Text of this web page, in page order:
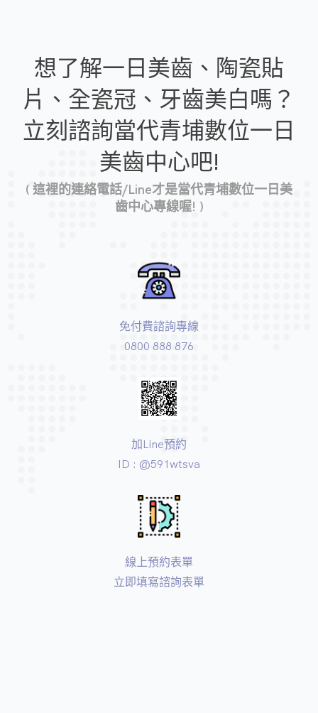
想了解一日美齒、陶瓷貼
片、全瓷冠、牙齒美白嗎？
立刻諮詢當代青埔數位一日
美齒中心吧!
( 這裡的連絡電話/Line才是當代青埔數位一日美
齒中心專線喔! )
免付費諮詢專線
0800 888 876
加Line預約
ID : @591wtsva
線上預約表單
立即填寫諮詢表單